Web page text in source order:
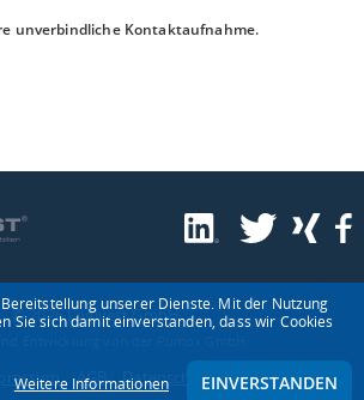
unverbindliche Kontaktaufnahme.
© 2026 Logivest GmbH
AGB Datenschutz
unserer Dienste. Mit der Nutzung
Sie sich damit einverstanden, dass wir Cookies
Weitere Informationen EINVERSTANDEN